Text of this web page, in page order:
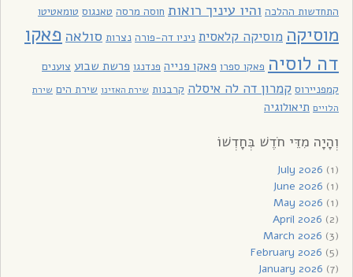
התחדשות ההלכה והיו עיניך רואות חוסה מרסה טאנגוס טומאטיטו
מוסיקה מוסיקה קלאסית ניניו דה-פורה נצרות סולאה פאקו
דה לוסיה פאקו ספרו פאקו פנייה פנדנגו פרשת שבוע צוענים
קמפניירוס קמרון דה לה איסלה קרבנות שירת האזינו שירת הים שירת
הלויים תיאולוגיה
וְהָיָה מִדֵּי חֹדֶשׁ בְּחָדְשׁוֹ
July 2026 (1)
June 2026 (1)
May 2026 (1)
April 2026 (2)
March 2026 (3)
February 2026 (5)
January 2026 (7)